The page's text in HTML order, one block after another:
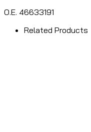
O.E. 46633191
Related Products